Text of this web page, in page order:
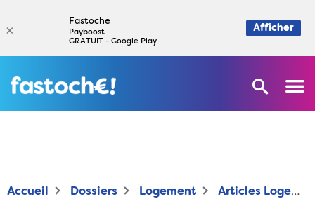
Accueil Dossiers Logement Articles Logement
×
Fastoche
Payboost
GRATUIT - Google Play
Afficher